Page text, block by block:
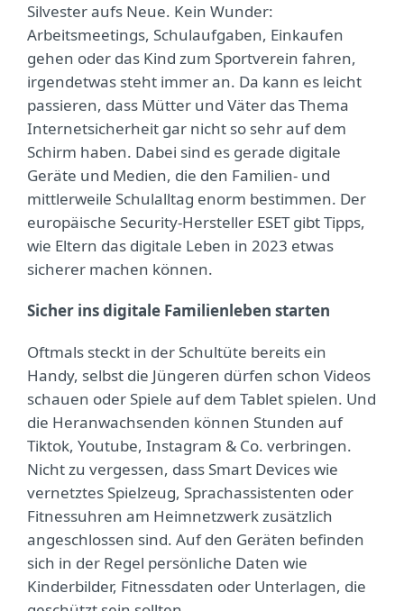
Silvester aufs Neue. Kein Wunder:
Arbeitsmeetings, Schulaufgaben, Einkaufen
gehen oder das Kind zum Sportverein fahren,
irgendetwas steht immer an. Da kann es leicht
passieren, dass Mütter und Väter das Thema
Internetsicherheit gar nicht so sehr auf dem
Schirm haben. Dabei sind es gerade digitale
Geräte und Medien, die den Familien- und
mittlerweile Schulalltag enorm bestimmen. Der
europäische Security-Hersteller ESET gibt Tipps,
wie Eltern das digitale Leben in 2023 etwas
sicherer machen können.
Sicher ins digitale Familienleben starten
Oftmals steckt in der Schultüte bereits ein
Handy, selbst die Jüngeren dürfen schon Videos
schauen oder Spiele auf dem Tablet spielen. Und
die Heranwachsenden können Stunden auf
Tiktok, Youtube, Instagram & Co. verbringen.
Nicht zu vergessen, dass Smart Devices wie
vernetztes Spielzeug, Sprachassistenten oder
Fitnessuhren am Heimnetzwerk zusätzlich
angeschlossen sind. Auf den Geräten befinden
sich in der Regel persönliche Daten wie
Kinderbilder, Fitnessdaten oder Unterlagen, die